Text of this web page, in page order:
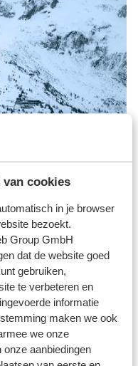
van cookies
in je browser
bezoekt.
Group GmbH
dat de website goed
gebruiken,
te verbeteren en
informatie
maken we ook
we onze
aanbiedingen